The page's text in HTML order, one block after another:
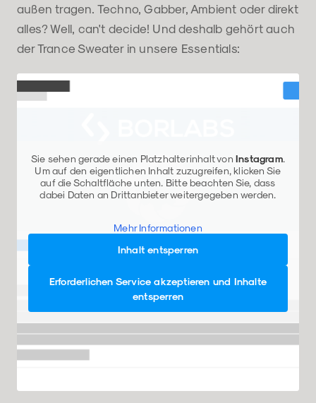
außen tragen. Techno, Gabber, Ambient oder direkt
alles? Well, can't decide! Und deshalb gehört auch
der Trance Sweater in unsere Essentials:
Sie sehen gerade einen Platzhalterinhalt von Instagram.
Um auf den eigentlichen Inhalt zuzugreifen, klicken Sie
auf die Schaltfläche unten. Bitte beachten Sie, dass
dabei Daten an Drittanbieter weitergegeben werden.
Mehr Informationen
Inhalt entsperren
Erforderlichen Service akzeptieren und Inhalte
entsperren